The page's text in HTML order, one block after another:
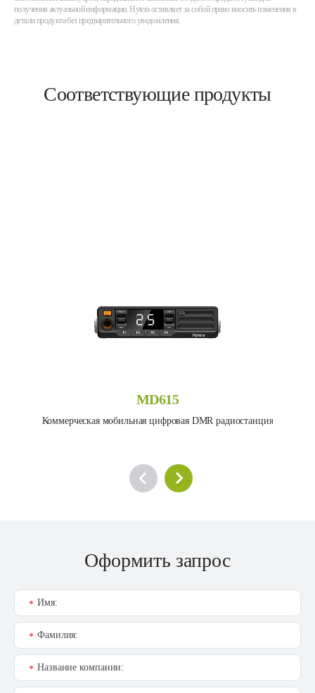
получения актуальной информации. Hytera оставляет за собой право вносить изменения в
детали продукта без предварительного уведомления.
Соответствующие продукты
MD615
Коммерческая мобильная цифровая DMR радиостанция
Оформить запрос
Имя:
*
Фамилия:
*
Название компании:
*